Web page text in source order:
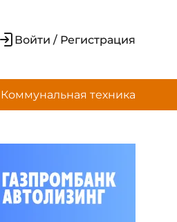
Войти / Регистрация
Коммунальная техника